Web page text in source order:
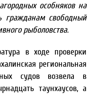
особняков на
гражданам свободный
рыболовства.
в ходе проверки
региональная
судов возвела в
таунхаусов, а